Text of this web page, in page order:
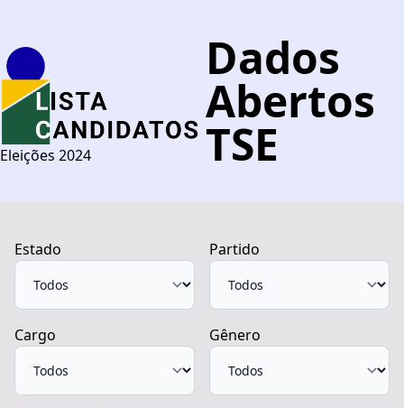
Eleições 2024
Dados
Abertos
TSE
Estado Partido
Cargo Gênero